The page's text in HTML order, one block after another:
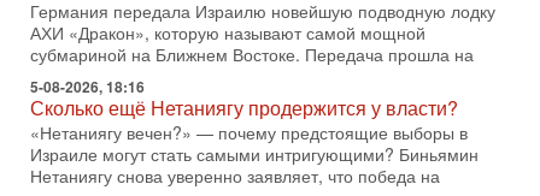
Германия передала Израилю новейшую подводную лодку
АХИ «Дракон», которую называют самой мощной
субмариной на Ближнем Востоке. Передача прошла на
5-08-2026, 18:16
Сколько ещё Нетаниягу продержится у власти?
«Нетаниягу вечен?» — почему предстоящие выборы в
Израиле могут стать самыми интригующими? Биньямин
Нетаниягу снова уверенно заявляет, что победа на